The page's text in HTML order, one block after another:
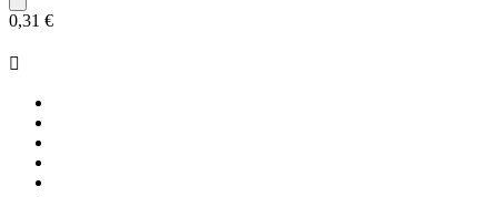
0,31 €
